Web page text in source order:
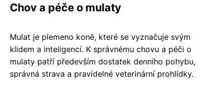
Chov a péče o mulaty
Mulat je plemeno koně, které se vyznačuje svým
klidem a inteligencí. K správnému chovu a péči o
mulaty patří především dostatek denního pohybu,
správná strava a pravidelné veterinární prohlídky.